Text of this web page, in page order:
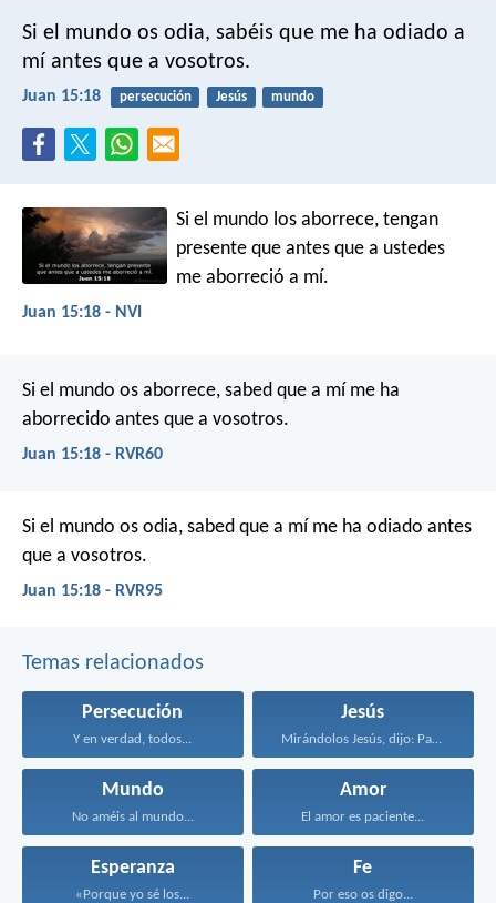
Si el mundo os odia, sabéis que me ha odiado a
mí antes que a vosotros.
Juan 15:18 persecución Jesús mundo
Si el mundo los aborrece, tengan
presente que antes que a ustedes
me aborreció a mí.
Juan 15:18 - NVI
Si el mundo os aborrece, sabed que a mí me ha
aborrecido antes que a vosotros.
Juan 15:18 - RVR60
Si el mundo os odia, sabed que a mí me ha odiado antes
que a vosotros.
Juan 15:18 - RVR95
Temas relacionados
Persecución
Y en verdad, todos...
Jesús
Mirándolos Jesús, dijo: Para...
Mundo
No améis al mundo...
Amor
El amor es paciente...
Esperanza
«Porque yo sé los...
Fe
Por eso os digo...